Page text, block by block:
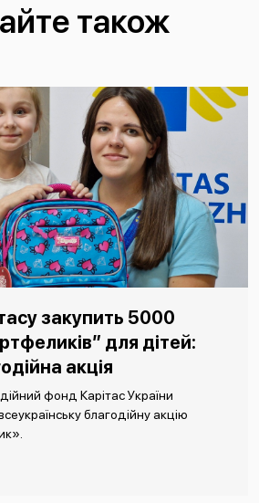
також
закупить 5000
для дітей:
акція
фонд Карітас України
благодійну акцію